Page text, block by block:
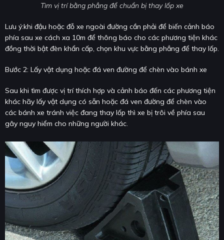
Tìm vị trí bằng phẳng để chuẩn bị thay lốp xe
Lưu ý:khi đậu hoặc đỗ xe ngoài đường cần phải để biến cảnh báo
phía sau xe cách xa 10m để thông báo cho các phương tiện khác
đồng thời bật đèn khẩn cấp, chọn khu vực bằng phẳng để thay lốp.
Bước 2: Lấy vật dụng hoặc đá ven đường để chèn vào bánh xe
Sau khi tìm được vị trí thích hợp và cảnh báo đến các phương tiện
khác hãy lấy vật dụng có sẵn hoặc đá ven đường để chèn vào
các bánh xe tránh việc đang thay lốp thì xe bị trôi về phía sau
gây nguy hiểm cho những người khác.